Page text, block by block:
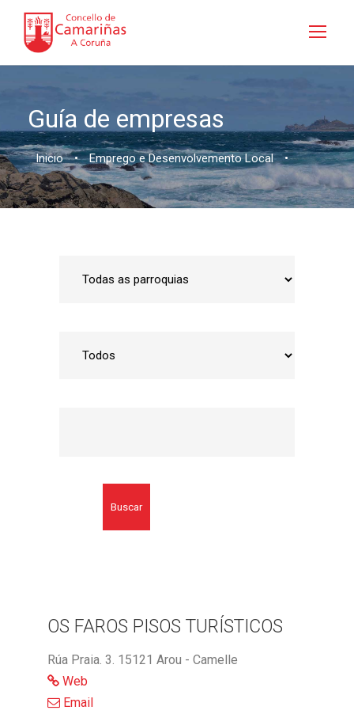
Guía de empresas
Inicio • Emprego e Desenvolvemento Local •
Buscar
OS FAROS PISOS TURÍSTICOS
Rúa Praia. 3. 15121 Arou - Camelle
Web
Email